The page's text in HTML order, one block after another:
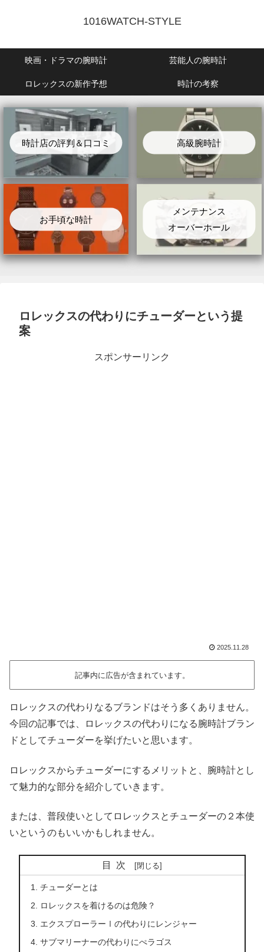
1016WATCH-STYLE
映画・ドラマの腕時計 芸能人の腕時計
ロレックスの新作予想 時計の考察
時計店の評判＆口コミ 高級腕時計
お手頃な時計
メンテナンス
オーバーホール
ロレックスの代わりにチューダーという提
案
スポンサーリンク
2025.11.28
記事内に広告が含まれています。
ロレックスの代わりなるブランドはそう多くありません。
今回の記事では、ロレックスの代わりになる腕時計ブラン
ドとしてチューダーを挙げたいと思います。
ロレックスからチューダーにするメリットと、腕時計とし
て魅力的な部分を紹介していきます。
または、普段使いとしてロレックスとチューダーの２本使
いというのもいいかもしれません。
目次
チューダーとは
ロレックスを着けるのは危険？
エクスプローラーⅠの代わりにレンジャー
サブマリーナーの代わりにぺラゴス